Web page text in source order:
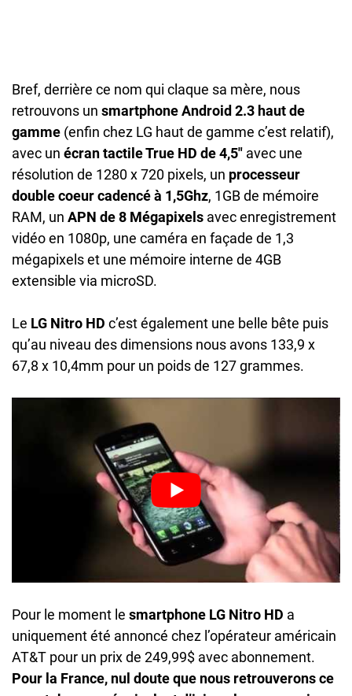
Bref, derrière ce nom qui claque sa mère, nous
retrouvons un smartphone Android 2.3 haut de
gamme (enfin chez LG haut de gamme c’est relatif),
avec un écran tactile True HD de 4,5″ avec une
résolution de 1280 x 720 pixels, un processeur
double coeur cadencé à 1,5Ghz, 1GB de mémoire
RAM, un APN de 8 Mégapixels avec enregistrement
vidéo en 1080p, une caméra en façade de 1,3
mégapixels et une mémoire interne de 4GB
extensible via microSD.
Le LG Nitro HD c’est également une belle bête puis
qu’au niveau des dimensions nous avons 133,9 x
67,8 x 10,4mm pour un poids de 127 grammes.
Pour le moment le smartphone LG Nitro HD a
uniquement été annoncé chez l’opérateur américain
AT&T pour un prix de 249,99$ avec abonnement.
Pour la France, nul doute que nous retrouverons ce